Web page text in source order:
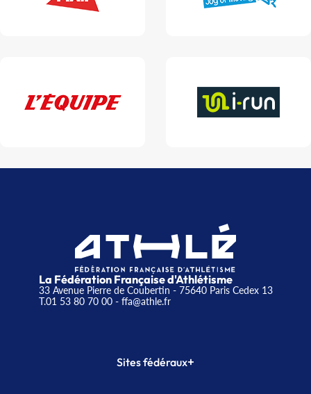
La Fédération Française d'Athlétisme
33 Avenue Pierre de Coubertin - 75640 Paris Cedex 13
T.01 53 80 70 00- ffa@athle.fr
Sites fédéraux+